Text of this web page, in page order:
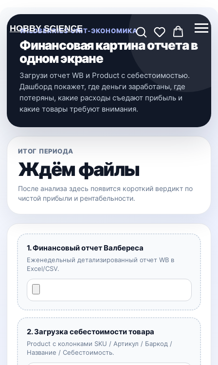
HOBBY SCIENCE
WILDBERRIES UNIT-ЭКОНОМИКА
Финансовая картина отчета в
одном экране
Загрузи отчет WB и Product с себестоимостью.
Дашборд покажет, где деньги заработаны, где
потеряны, какие расходы съедают прибыль и
какие товары требуют внимания.
ИТОГ ПЕРИОДА
Ждём файлы
После анализа здесь появится короткий вердикт по
чистой прибыли и рентабельности.
1. Финансовый отчет Валбереса
Еженедельный детализированный отчет WB в
Excel/CSV.
2. Загрузка себестоимости товара
Product с колонками SKU / Артикул / Баркод /
Название / Себестоимость.